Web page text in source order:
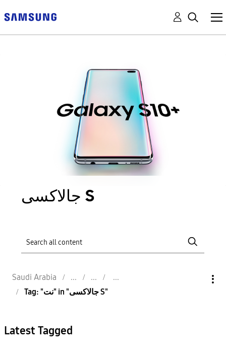
جالاكسى S
Saudi Arabia
Tag: "نت" in "جالاكسى S"
Latest Tagged